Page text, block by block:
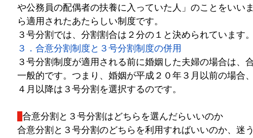
や公務員の配偶者の扶養に入っていた人」のことをいい
ら適用されたあたらしい制度です。
３号分割では、分割割合は２分の１と決められています。
３．合意分割制度と３号分割制度の併用
３号分割制度が適用される前に婚姻した夫婦の場合は、
一般的です。つまり、婚姻が平成２０年３月以前の場合
４月以降は３号分割を選択するのです。
合意分割と３号分割はどちらを選んだらいいのか
合意分割と３号分割のどちらを利用すればいいのか、迷